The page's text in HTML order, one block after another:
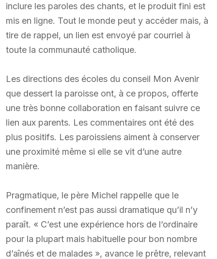
inclure les paroles des chants, et le produit fini est
mis en ligne. Tout le monde peut y accéder mais, à
tire de rappel, un lien est envoyé par courriel à
toute la communauté catholique.
Les directions des écoles du conseil Mon Avenir
que dessert la paroisse ont, à ce propos, offerte
une très bonne collaboration en faisant suivre ce
lien aux parents. Les commentaires ont été des
plus positifs. Les paroissiens aiment à conserver
une proximité même si elle se vit d’une autre
manière.
Pragmatique, le père Michel rappelle que le
confinement n’est pas aussi dramatique qu’il n’y
paraît. « C’est une expérience hors de l’ordinaire
pour la plupart mais habituelle pour bon nombre
d’aînés et de malades », avance le prêtre, relevant